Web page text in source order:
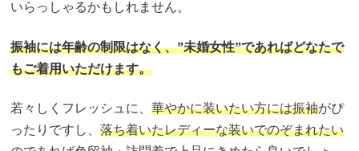
いらっしゃるかもしれません。
振袖には年齢の制限はなく、”未婚女性”であればどなたで
もご着用いただけます。
若々しくフレッシュに、華やかに装いたい方には振袖がぴ
ったりですし、落ち着いたレディーな装いでのぞまれたい